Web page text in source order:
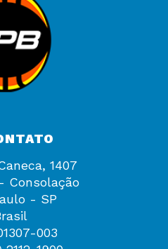
1407
Consolação
- SP
003